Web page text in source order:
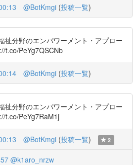
@BotKmgi (投稿一覧)
祉分野のエンパワーメント・アプロー
t.co/PeYg7QSCNb
@BotKmgi (投稿一覧)
祉分野のエンパワーメント・アプロー
t.co/PeYg7RaM1j
@BotKmgi (投稿一覧) 2
@k1aro_nrzw